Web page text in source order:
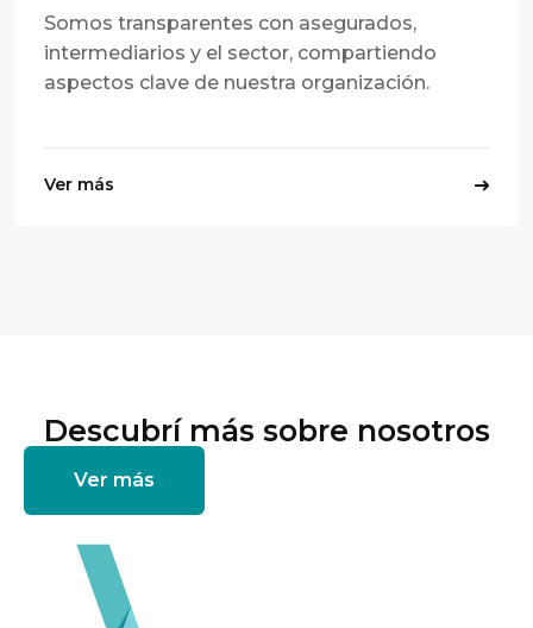
Somos transparentes con asegurados,
intermediarios y el sector, compartiendo
aspectos clave de nuestra organización.
Ver más
Descubrí más sobre nosotros
Ver más